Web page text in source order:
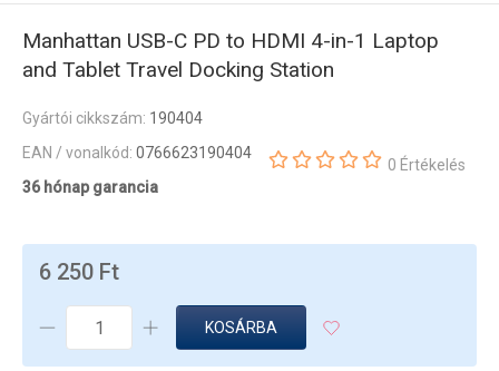
Manhattan USB-C PD to HDMI 4-in-1 Laptop
and Tablet Travel Docking Station
Gyártói cikkszám: 190404
EAN / vonalkód: 0766623190404
36 hónap garancia
0 Értékelés
6 250 Ft
KOSÁRBA